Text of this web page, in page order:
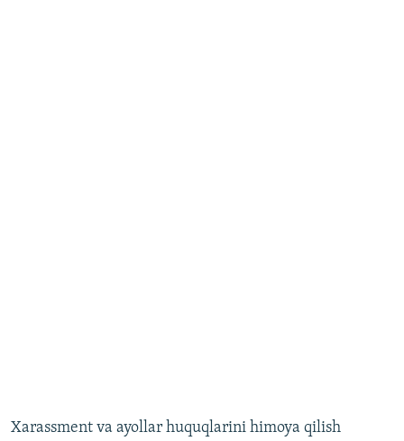
Xarassment va ayollar huquqlarini himoya qilish